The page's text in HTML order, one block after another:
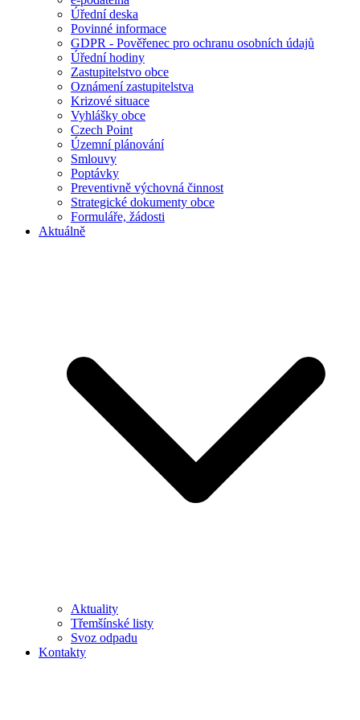
Úřední deska
Povinné informace
GDPR - Pověřenec pro ochranu osobních údajů
Úřední hodiny
Zastupitelstvo obce
Oznámení zastupitelstva
Krizové situace
Vyhlášky obce
Czech Point
Územní plánování
Smlouvy
Poptávky
Preventivně výchovná činnost
Strategické dokumenty obce
Formuláře, žádosti
Aktuálně
Aktuality
Třemšínské listy
Svoz odpadu
Kontakty